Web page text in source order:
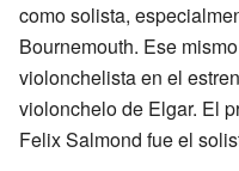
como solista,
Bournemouth. Ese
violonchelista en el
violonchelo de Elgar. El
Felix Salmond fue el